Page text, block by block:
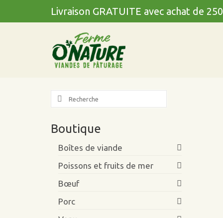
Livraison GRATUITE avec achat de
Search
for:
Boutique
Boîtes de viande
Poissons et fruits de mer
Bœuf
Porc